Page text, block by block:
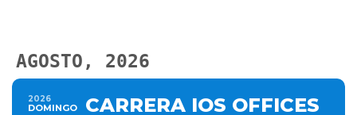
AGOSTO, 2026
2026
DOMINGO CARRERA IOS OFFICES